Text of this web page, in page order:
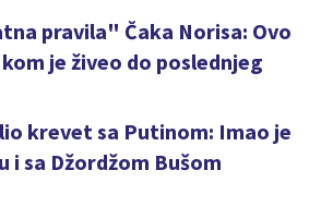
pravila" Čaka Norisa: Ovo
je živeo do poslednjeg
krevet sa Putinom: Imao je
i sa Džordžom Bušom